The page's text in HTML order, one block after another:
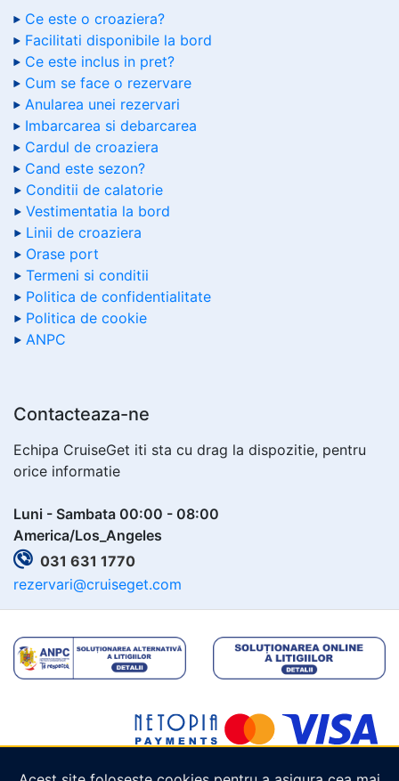
Ce este o croaziera?
Facilitati disponibile la bord
Ce este inclus in pret?
Cum se face o rezervare
Anularea unei rezervari
Imbarcarea si debarcarea
Cardul de croaziera
Cand este sezon?
Conditii de calatorie
Vestimentatia la bord
Linii de croaziera
Orase port
Termeni si conditii
Politica de confidentialitate
Politica de cookie
ANPC
Contacteaza-ne
Echipa CruiseGet iti sta cu drag la dispozitie, pentru
orice informatie
Luni - Sambata 00:00 - 08:00
America/Los_Angeles
031 631 1770
rezervari@cruiseget.com